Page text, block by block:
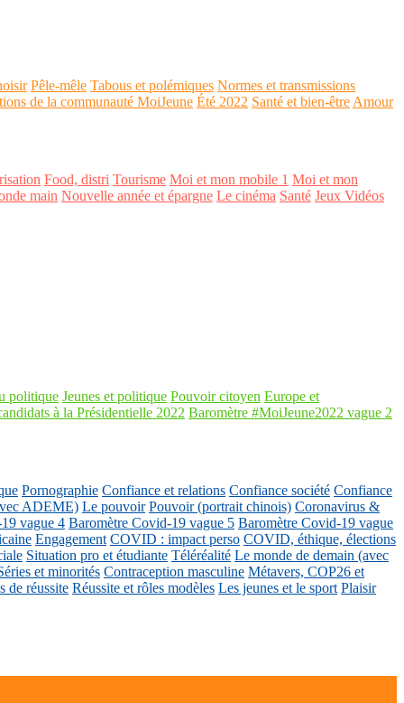
Pêle-mêle Tabous et polémiques Normes et transmissions
de la communauté MoiJeune Été 2022 Santé et bien-être Amour
Food, distri Tourisme Moi et mon mobile 1 Moi et mon
main Nouvelle année et épargne Le cinéma Santé Jeux Vidéos
politique Jeunes et politique Pouvoir citoyen Europe et
à la Présidentielle 2022 Baromètre #MoiJeune2022 vague 2
Pornographie Confiance et relations Confiance société Confiance
ADEME) Le pouvoir Pouvoir (portrait chinois) Coronavirus &
vague 4 Baromètre Covid-19 vague 5 Baromètre Covid-19 vague
Engagement COVID : impact perso COVID, éthique, élections
Situation pro et étudiante Téléréalité Le monde de demain (avec
et minorités Contraception masculine Métavers, COP26 et
de réussite Réussite et rôles modèles Les jeunes et le sport Plaisir